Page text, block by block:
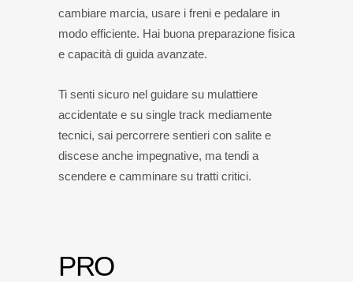
cambiare marcia, usare i freni e pedalare in
modo efficiente. Hai buona preparazione fisica
e capacità di guida avanzate.
Ti senti sicuro nel guidare su mulattiere
accidentate e su single track mediamente
tecnici, sai percorrere sentieri con salite e
discese anche impegnative, ma tendi a
scendere e camminare su tratti critici.
PRO